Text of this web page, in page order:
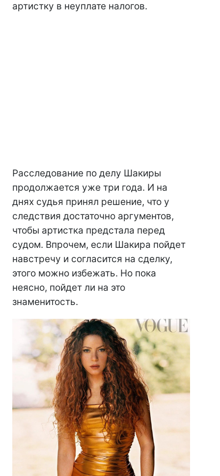
артистку в неуплате налогов.
Расследование по делу Шакиры
продолжается уже три года. И на
днях судья принял решение, что у
следствия достаточно аргументов,
чтобы артистка предстала перед
судом. Впрочем, если Шакира пойдет
навстречу и согласится на сделку,
этого можно избежать. Но пока
неясно, пойдет ли на это
знаменитость.